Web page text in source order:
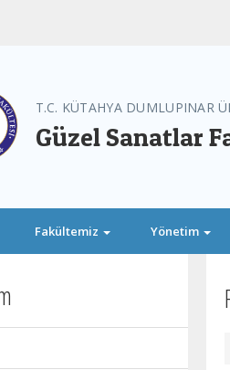
T.C. KÜTAHYA DUMLUPINAR
Güzel Sanatlar
Fakültemiz Yönetim